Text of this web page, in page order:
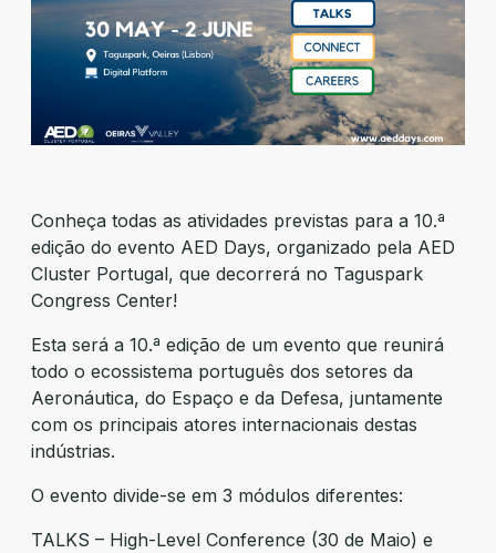
Conheça todas as atividades previstas para a 10.ª
edição do evento AED Days, organizado pela AED
Cluster Portugal, que decorrerá no Taguspark
Congress Center!
Esta será a 10.ª edição de um evento que reunirá
todo o ecossistema português dos setores da
Aeronáutica, do Espaço e da Defesa, juntamente
com os principais atores internacionais destas
indústrias.
O evento divide-se em 3 módulos diferentes:
TALKS – High-Level Conference (30 de Maio) e